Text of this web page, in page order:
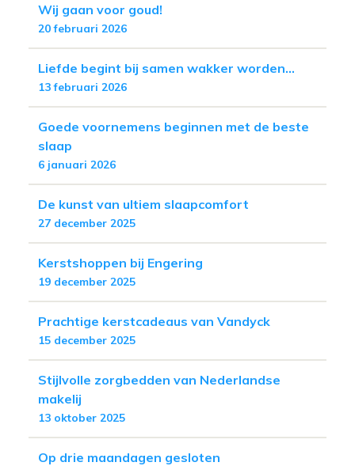
Wij gaan voor goud!
20 februari 2026
Liefde begint bij samen wakker worden...
13 februari 2026
Goede voornemens beginnen met de beste
slaap
6 januari 2026
De kunst van ultiem slaapcomfort
27 december 2025
Kerstshoppen bij Engering
19 december 2025
Prachtige kerstcadeaus van Vandyck
15 december 2025
Stijlvolle zorgbedden van Nederlandse
makelij
13 oktober 2025
Op drie maandagen gesloten